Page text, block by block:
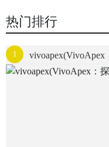
热门排行
1